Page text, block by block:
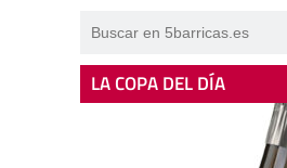
LA COPA DEL DÍA